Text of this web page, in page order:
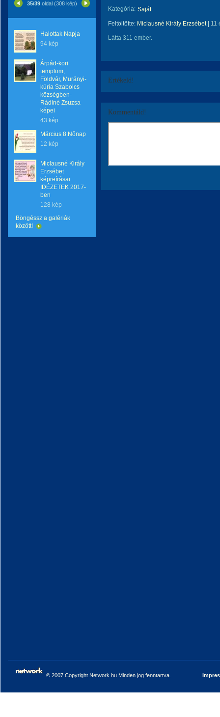
35/39 oldal (308 kép)
Halottak Napja
94 kép
Árpád-kori
templom,
Földvár, Murányi-
kúria Szabolcs
községben-
Rádiné Zsuzsa
képei
43 kép
Március 8.Nőnap
12 kép
Miclausné Király
Erzsébet
képreírásai
IDÉZETEK 2017-
ben
128 kép
Böngéssz a galériák
között!
Kategória: Saját
Feltöltötte: Miclausné Király Erzsébet| 11
Látta 311 ember.
Értékeld!
Kommentáld!
© 2007 Copyright Network.hu Minden jog fenntartva.